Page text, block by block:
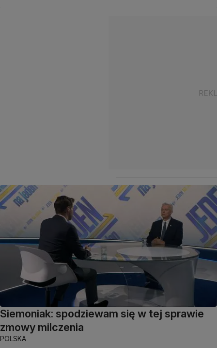
Siemoniak: spodziewam się w tej sprawie
zmowy milczenia
POLSKA